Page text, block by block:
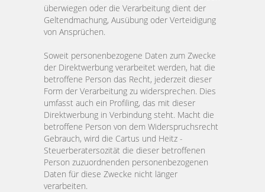
überwiegen oder die Verarbeitung dient der
Geltendmachung, Ausübung oder Verteidigung
von Ansprüchen.
Soweit personenbezogene Daten zum Zwecke
der Direktwerbung verarbeitet werden, hat die
betroffene Person das Recht, jederzeit dieser
Form der Verarbeitung zu widersprechen. Dies
umfasst auch ein Profiling, das mit dieser
Direktwerbung in Verbindung steht. Macht die
betroffene Person von dem Widerspruchsrecht
Gebrauch, wird die Cartus und Heitz -
Steuerberatersozität die dieser betroffenen
Person zuzuordnenden personenbezogenen
Daten für diese Zwecke nicht länger
verarbeiten.